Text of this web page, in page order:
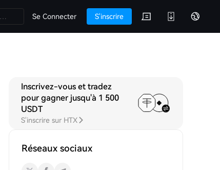
Se Connecter S'inscrire
Discussions
Inscrivez-vous et tradez
pour gagner jusqu'à 1 500
USDT
S'inscrire sur HTX
Réseaux sociaux